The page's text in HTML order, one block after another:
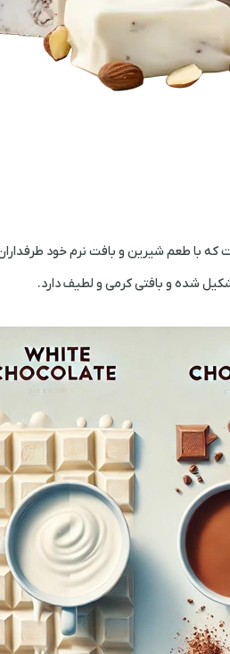
با طعم شیرین و بافت نرم خود
شده و بافتی کرمی و لطیف دارد.